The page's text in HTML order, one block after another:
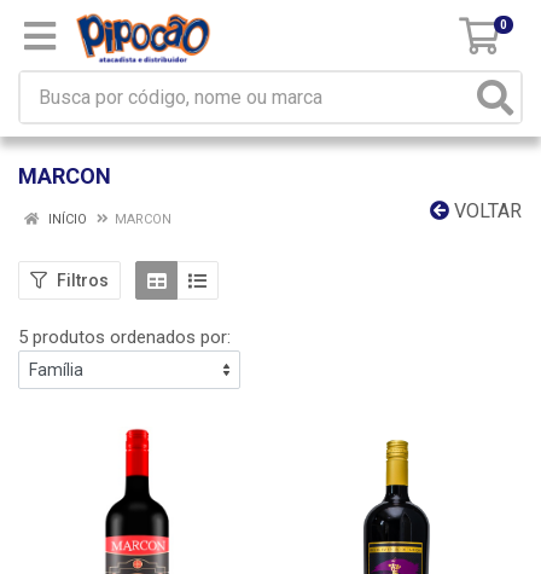
0
MARCON
VOLTAR
INÍCIO MARCON
Filtros
5 produtos ordenados por: